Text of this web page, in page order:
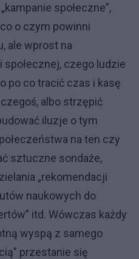
społeczne”,
o czym powinni
ale wprost na
społecznej, czego ludzie
po co tracić czas i kasę
albo strzępić
iluzje o tym
na ten czy
sztuczne sondaże,
„rekomendacji
naukowych do
itd. Wówczas każdy
wyspą z samego
przestanie się